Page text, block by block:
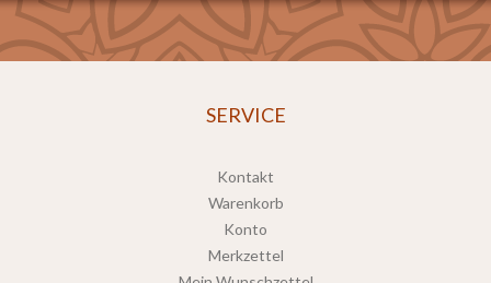
SERVICE
Kontakt
Warenkorb
Konto
Merkzettel